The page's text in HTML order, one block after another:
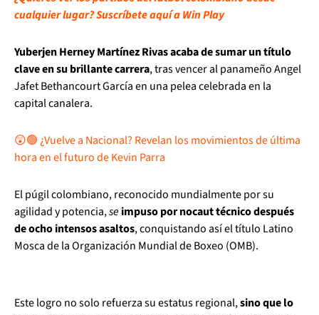
cualquier lugar? Suscríbete aquí a Win Play
Yuberjen Herney Martínez Rivas acaba de sumar un título
clave en su brillante carrera, tras vencer al panameño Angel
Jafet Bethancourt García en una pelea celebrada en la
capital canalera.
😲🟢 ¿Vuelve a Nacional? Revelan los movimientos de última
hora en el futuro de Kevin Parra
El púgil colombiano, reconocido mundialmente por su
agilidad y potencia,seimpuso por nocaut técnico después
de ocho intensos asaltos, conquistando así el título Latino
Mosca de la Organización Mundial de Boxeo (OMB).
Este logro no solo refuerza su estatus regional,sino que lo